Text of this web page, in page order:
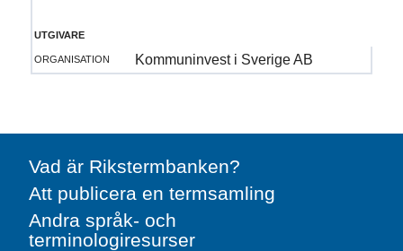
utgivare
organisation
Kommuninvest i Sverige AB
Vad är Rikstermbanken?
Att publicera en termsamling
Andra språk- och
terminologiresurser